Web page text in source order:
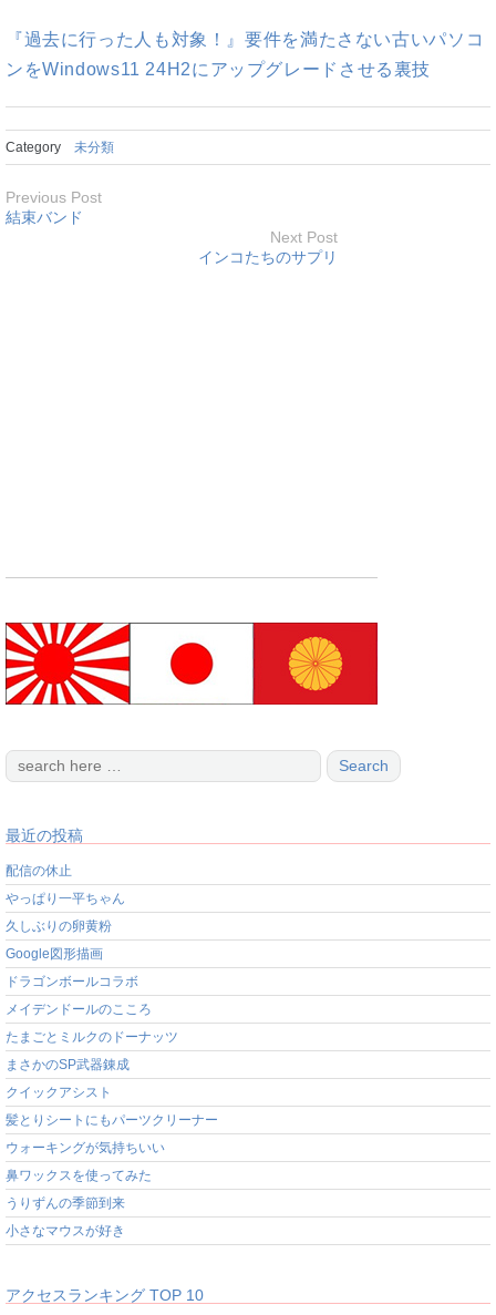
『過去に行った人も対象！』要件を満たさない古いパソコ
ンをWindows11 24H2にアップグレードさせる裏技
Category 未分類
Previous Post
結束バンド
Next Post
インコたちのサプリ
最近の投稿
配信の休止
やっぱり一平ちゃん
久しぶりの卵黄粉
Google図形描画
ドラゴンボールコラボ
メイデンドールのこころ
たまごとミルクのドーナッツ
まさかのSP武器錬成
クイックアシスト
髪とりシートにもパーツクリーナー
ウォーキングが気持ちいい
鼻ワックスを使ってみた
うりずんの季節到来
小さなマウスが好き
アクセスランキング TOP 10